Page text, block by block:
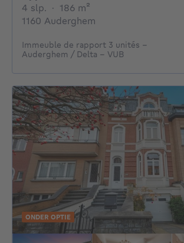
4 slp. 4 slaapkamers
· 186 m²
1160 Auderghem
Immeuble de rapport 3 unités –
Auderghem / Delta – VUB
ONDER OPTIE